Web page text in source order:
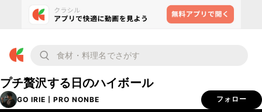
プチ贅沢する日のハイボール
GO IRIE丨PRO NONBE フォロー